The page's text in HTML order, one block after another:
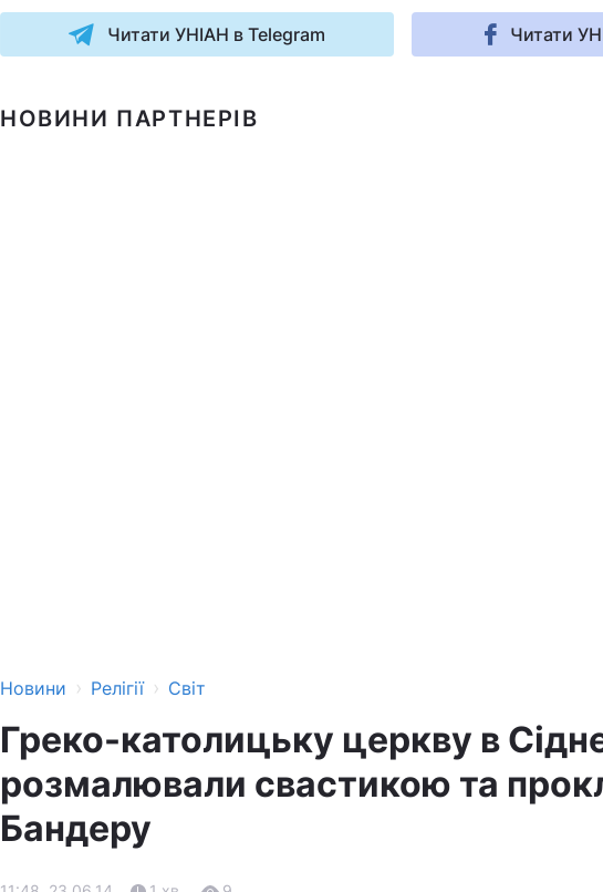
Читати УНІАН в Telegram Читати
НОВИНИ ПАРТНЕРІВ
Новини › Релігії › Світ
Греко-католицьку церкву в
розмалювали свастикою та
Бандеру